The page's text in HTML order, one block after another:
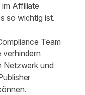
im Affiliate
so wichtig ist.
Team
verhindern
Netzwerk und